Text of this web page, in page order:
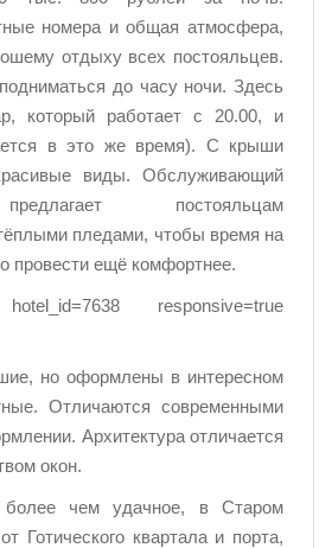
номера и общая атмосфера,
отдыху всех постояльцев.
до часу ночи. Здесь
который работает с 20.00, и
в это же время). С крыши
виды. Обслуживающий
постояльцам
пледами, чтобы время на
провести ещё комфортнее.
responsive=true
но оформлены в интересном
Отличаются современными
Архитектура отличается
окон.
более чем удачное, в Старом
Готического квартала и порта,